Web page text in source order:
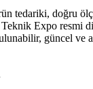
tedariki, doğru
Expo resmi
güncel ve